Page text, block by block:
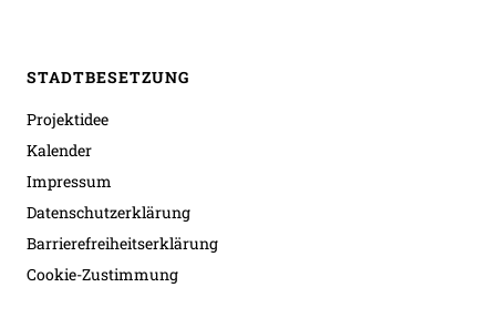
STADTBESETZUNG
Projektidee
Kalender
Impressum
Datenschutzerklärung
Barrierefreiheitserklärung
Cookie-Zustimmung